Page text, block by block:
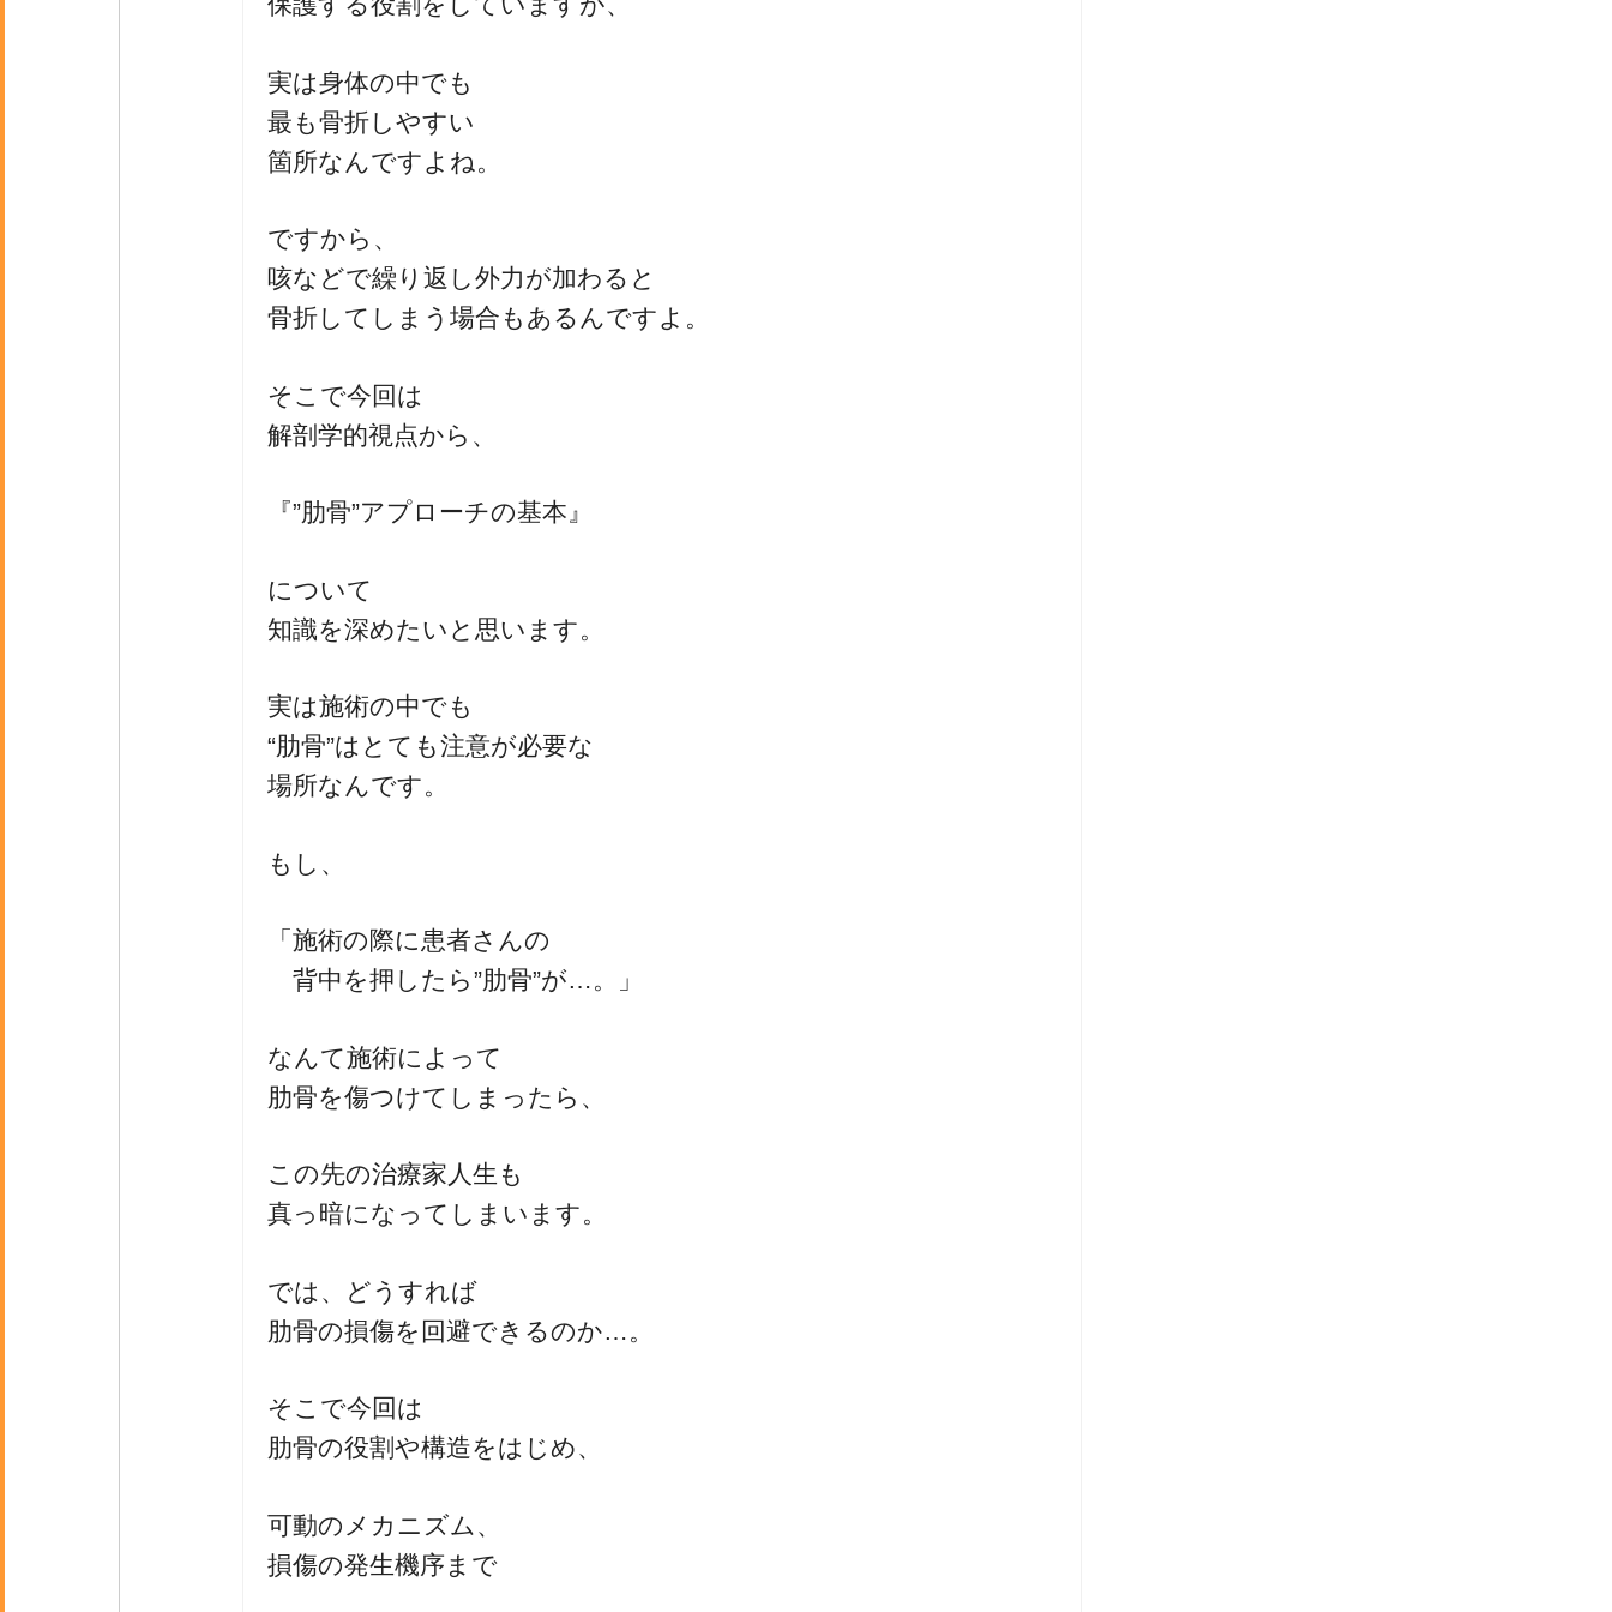
実は身体の中でも
最も骨折しやすい
箇所なんですよね。
ですから、
咳などで繰り返し外力が加わると
骨折してしまう場合もあるんですよ。
そこで今回は
解剖学的視点から、
『”肋骨”アプローチの基本』
について
知識を深めたいと思います。
実は施術の中でも
“肋骨”はとても注意が必要な
場所なんです。
もし、
「施術の際に患者さんの
背中を押したら”肋骨”が…。」
なんて施術によって
肋骨を傷つけてしまったら、
この先の治療家人生も
真っ暗になってしまいます。
では、どうすれば
肋骨の損傷を回避できるのか…。
そこで今回は
肋骨の役割や構造をはじめ、
可動のメカニズム、
損傷の発生機序まで